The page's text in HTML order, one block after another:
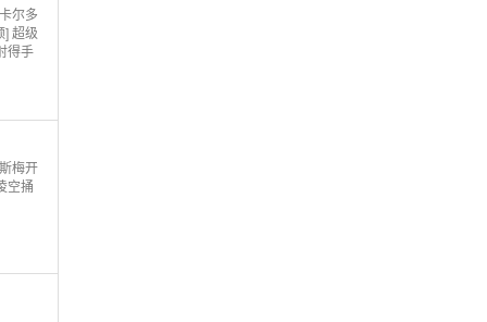
尔多
] 超级
得手
梅开
空捅